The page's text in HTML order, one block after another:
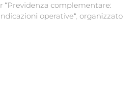
“Previdenza complementare:
operative“, organizzato